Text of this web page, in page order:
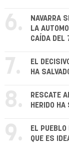
6.
NAVARRA
LA
CAÍDA
7.
EL
HA
8.
RESCATE
HERIDO
9.
EL
QUE ES